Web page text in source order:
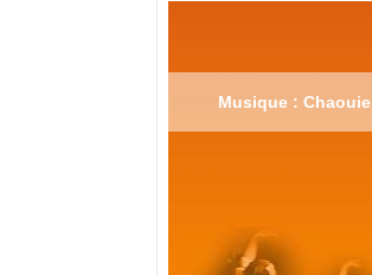
Musique : Chaouie